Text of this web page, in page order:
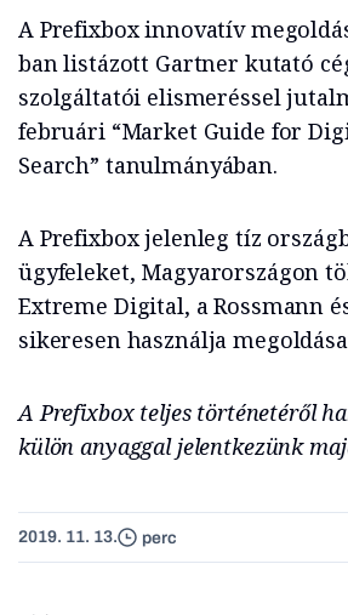
A Prefixbox innovatív
ban listázott Gartner kutató
szolgáltatói elismeréssel
februári “Market Guide for
Search” tanulmányában.
A Prefixbox jelenleg tíz
ügyfeleket, Magyarországon
Extreme Digital, a Rossmann
sikeresen használja
A Prefixbox teljes történetéről
külön anyaggal jelentkezünk
2019. 11. 13. perc